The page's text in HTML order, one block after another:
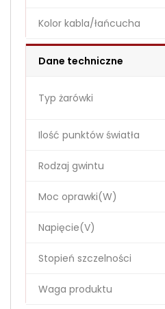
Kolor kabla/łańcucha
Dane techniczne
Typ żarówki
Ilość punktów światła
Rodzaj gwintu
Moc oprawki(W)
Napięcie(V)
Stopień szczelności
Waga produktu